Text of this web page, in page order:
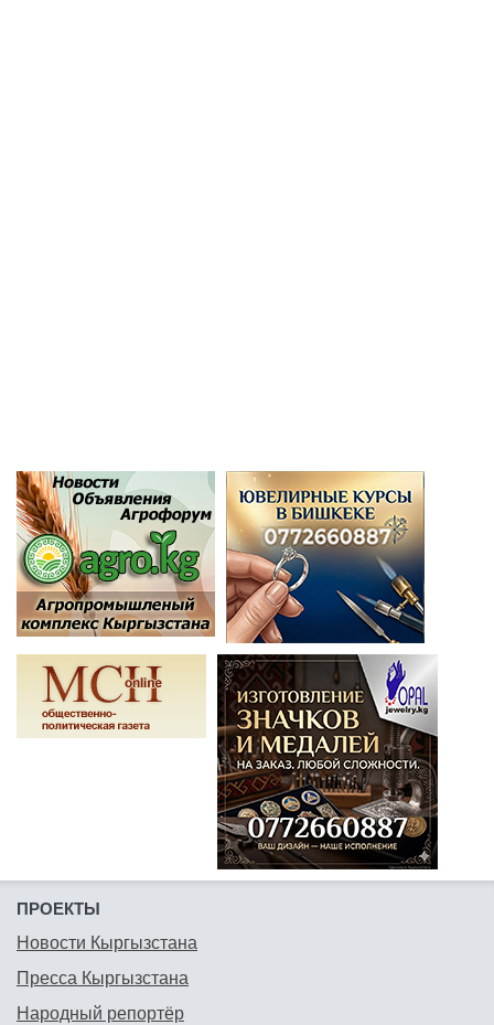
ПРОЕКТЫ
Новости Кыргызстана
Пресса Кыргызстана
Народный репортёр